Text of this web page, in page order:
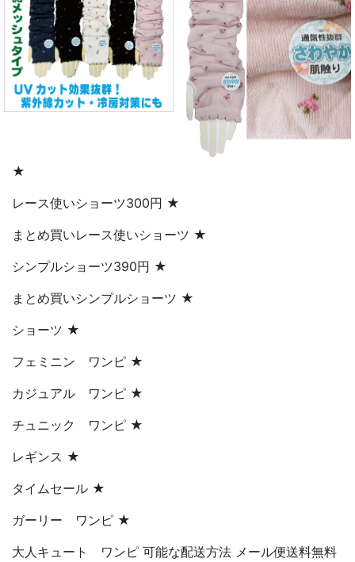
★
レース使いショーツ300円 ★
まとめ買いレース使いショーツ ★
シンプルショーツ390円 ★
まとめ買いシンプルショーツ ★
ショーツ ★
フェミニン ワンピ ★
カジュアル ワンピ ★
チュニック ワンピ ★
レギンス ★
タイムセール ★
ガーリー ワンピ ★
大人キュート ワンピ 可能な配送方法 メール便送料無料